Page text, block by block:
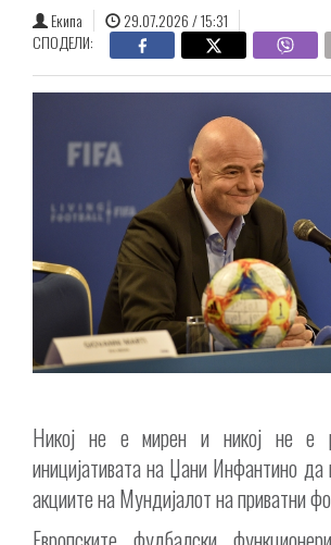
Екипа
29.07.2026 / 15:31
СПОДЕЛИ:
Никој не е мирен и никој не е
иницијативата на Џани Инфантино
акциите на Мундијалот на приватни